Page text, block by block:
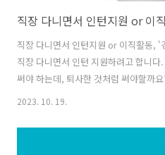
직장 다니면서 인턴지원 or 이직활동,
직장 다니면서 인턴 지원하려고 합니
써야 하는데, 퇴사한 것처럼 써야할까
모르겠어요. A. 현재 기업에 재직 중이
고 인턴이나 이직을 해야 하니까요. 만
원에 문제가 된다면 그런 안내가 있었
2023. 10. 19.